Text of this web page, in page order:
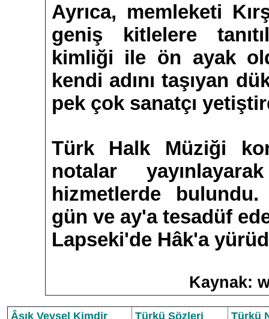
Ayrıca, memleketi
geniş kitlelere
kimliği ile ön ayak
kendi adını taşıyan
pek çok sanatçı
Türk Halk Müziği
notalar
hizmetlerde
gün ve ay'a tesadüf
Lapseki'de Hâk'a
Kaynak:
Âşık Veysel Kimdir Türkü Sözleri Türkü